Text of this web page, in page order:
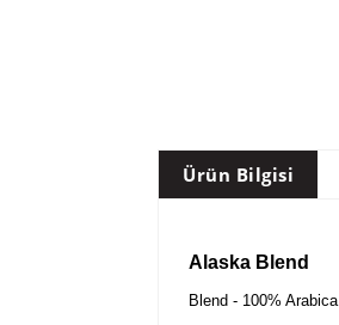
Ürün Bilgisi
Alaska Blend
Blend - 100% Arabica